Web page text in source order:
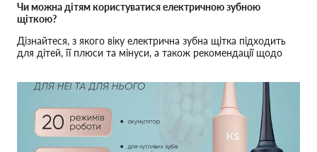
Чи можна дітям користуватися електричною зубною
щіткою?
Дізнайтеся, з якого віку електрична зубна щітка підходить
для дітей, її плюси та мінуси, а також рекомендації щодо